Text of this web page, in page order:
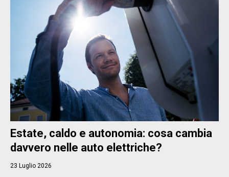
Estate, caldo e autonomia: cosa cambia
davvero nelle auto elettriche?
23 Luglio 2026